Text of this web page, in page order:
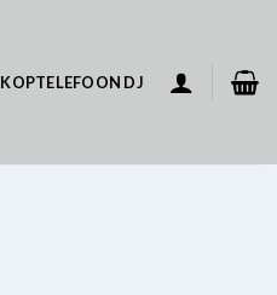
KOPTELEFOON DJ